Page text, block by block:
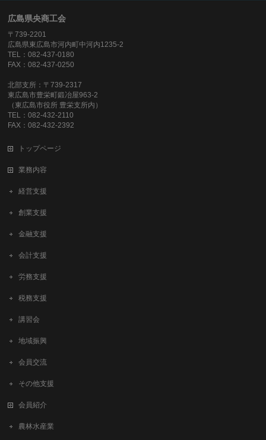
広島県央商工会
〒739-2201
広島県東広島市河内町中河内1235-2
TEL：082-437-0180
FAX：082-437-0250
北部支所：〒739-2317
東広島市豊栄町鍛冶屋963-2
（東広島市役所 豊栄支所内）
TEL：082-432-2110
FAX：082-432-2392
トップページ
業務内容
経営支援
創業支援
金融支援
会計支援
労務支援
税務支援
講習会
地域振興
会員交流
その他支援
会員紹介
農林水産業